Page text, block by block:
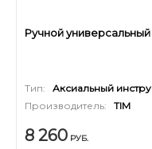
Ручной универсальный
Тип:
Аксиальный
Производитель:
TIM
8 260 РУБ.